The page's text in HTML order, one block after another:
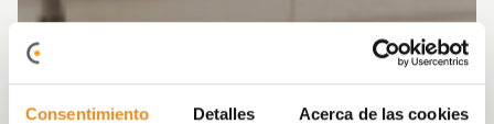
Consentimiento Detalles Acerca de las cookies